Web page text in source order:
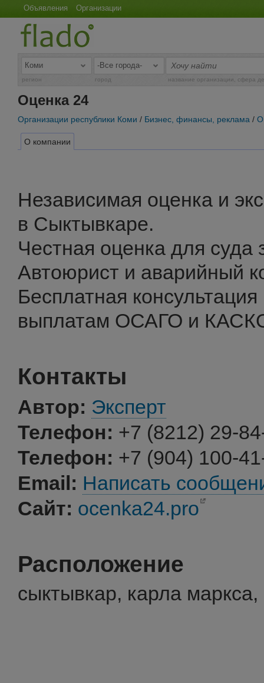
Объявления Организации
регион город название организации, сфера
Оценка 24
Организации республики Коми / Бизнес, финансы, реклама /
О компании
Независимая оценка и
в Сыктывкаре.
Честная оценка для суда
Автоюрист и аварийный
Бесплатная
выплатам ОСАГО и
Контакты
Автор: Эксперт
Телефон: +7 (8212) 29-
Телефон: +7 (904) 100-
Email: Написать
Сайт: ocenka24.pro
Расположение
сыктывкар, карла